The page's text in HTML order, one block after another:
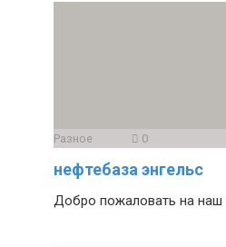
Разное 0
нефтебаза энгельс
Добро пожаловать на наш